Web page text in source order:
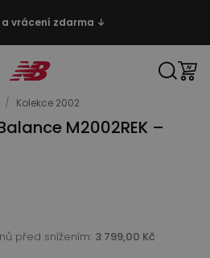
a vrácení zdarma ↓
/ Kolekce 2002
M2002REK –
před snížením: 3 799,00 Kč